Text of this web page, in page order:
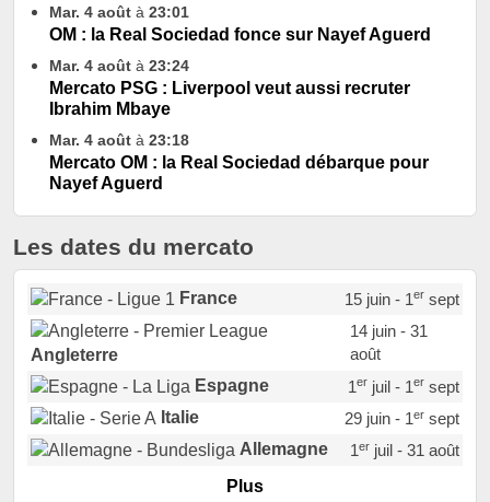
Mar. 4 août à 23:01
OM : la Real Sociedad fonce sur Nayef Aguerd
Mar. 4 août à 23:24
Mercato PSG : Liverpool veut aussi recruter
Ibrahim Mbaye
Mar. 4 août à 23:18
Mercato OM : la Real Sociedad débarque pour
Nayef Aguerd
Les dates du mercato
France 15 juin - 1ersept
Angleterre
14 juin - 31
août
Espagne
1erjuil - 1ersept
Italie
29 juin - 1ersept
Allemagne
1erjuil - 31 août
Portugal
Plus